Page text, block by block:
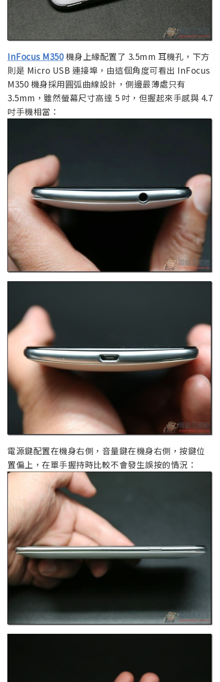
InFocus M350 機身上緣配置了 3.5mm 耳機孔，下方
則是 Micro USB 連接埠，由這個角度可看出 InFocus
M350 機身採用圓弧曲線設計，側邊最薄處只有
3.5mm，雖然螢幕尺寸高達 5 吋，但握起來手感與 4.7
吋手機相當：
電源鍵配置在機身右側，音量鍵在機身右側，按鍵位
置偏上，在單手握持時比較不會發生誤按的情況：